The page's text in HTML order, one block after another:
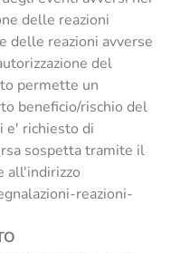
delle reazioni
delle reazioni avverse
del
permette un
beneficio/rischio del
e' richiesto di
sospetta tramite il
all'indirizzo
reazioni-